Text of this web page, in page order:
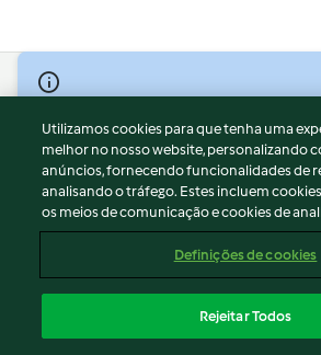
© Copyright 2026
Termos de Utilização
Aviso sobre Proteção de Dados
Aviso
Apoio legal
Conteúdo do relatório
Declaração de acessibilidade
Utilizamos cookies para que tenha uma
melhor no nosso website, personalizando
anúncios, fornecendo funcionalidades de
analisando o tráfego. Estes incluem
os meios de comunicação e cookies de
Definições de cookies
Rejeitar Todos